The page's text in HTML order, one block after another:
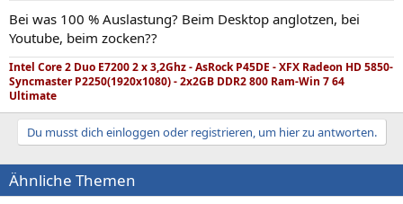
Bei was 100 % Auslastung? Beim Desktop anglotzen, bei
Youtube, beim zocken??
Intel Core 2 Duo E7200 2 x 3,2Ghz - AsRock P45DE - XFX Radeon HD 5850-
Syncmaster P2250(1920x1080) - 2x2GB DDR2 800 Ram-Win 7 64
Ultimate
Du musst dich einloggen oder registrieren, um hier zu antworten.
Ähnliche Themen